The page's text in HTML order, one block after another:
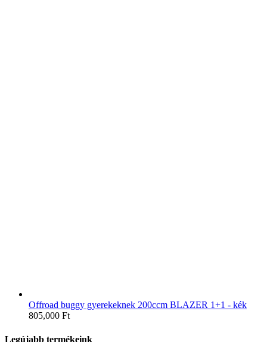
Offroad buggy gyerekeknek 200ccm BLAZER 1+1 - kék
805,000 Ft
Legújabb termékeink